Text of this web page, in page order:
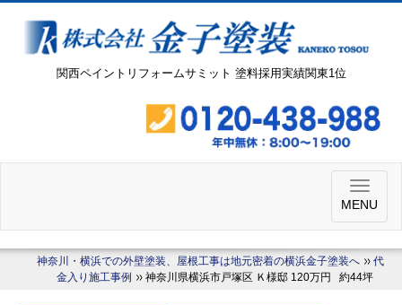
関西ペイントリフォームサミット 塗料採用実績関東1位
MENU
神奈川・横浜での外壁塗装、屋根工事は地元密着の横浜金子塗装へ
代
金入り施工事例
神奈川県横浜市戸塚区 Ｋ様邸 120万円 約44坪